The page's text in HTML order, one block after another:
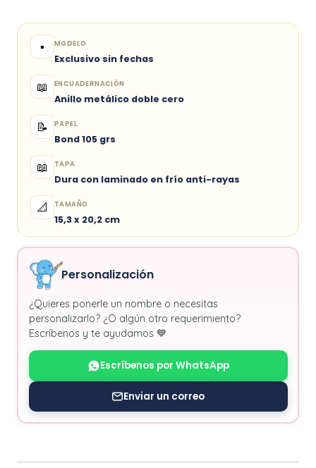
▪️ MODELO
Exclusivo sin fechas
📖 ENCUADERNACIÓN
Anillo metálico doble cero
📝 PAPEL
Bond 105 grs
📖 TAPA
Dura con laminado en frío anti-rayas
📐 TAMAÑO
15,3 x 20,2 cm
Personalización
¿Quieres ponerle un nombre o necesitas
personalizarlo? ¿O algún otro requerimiento?
Escríbenos y te ayudamos 💙
Escríbenos por WhatsApp
Enviar un correo